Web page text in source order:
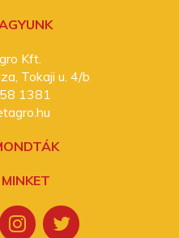
Kft.
Tokaji u. 4/b
1381